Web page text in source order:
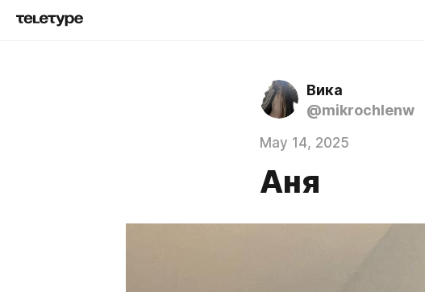
Вика
@mikrochlenw
May 14, 2025
Аня